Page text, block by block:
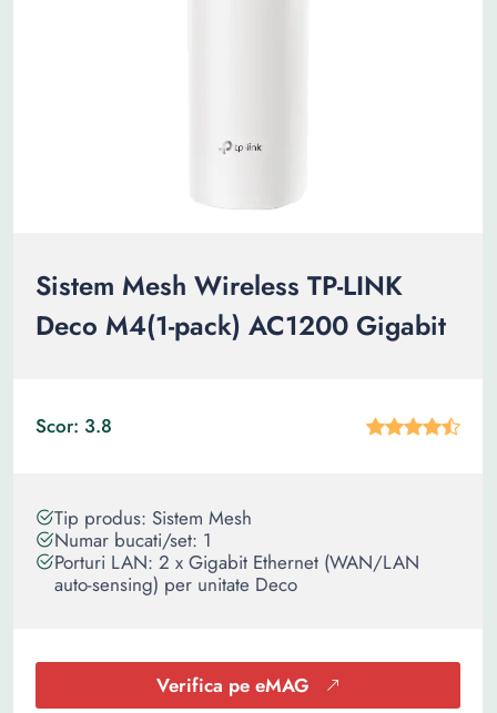
Sistem Mesh Wireless TP-LINK
Deco M4(1-pack) AC1200 Gigabit
Scor: 3.8
Tip produs: Sistem Mesh
Numar bucati/set: 1
Porturi LAN: 2 x Gigabit Ethernet (WAN/LAN
auto-sensing) per unitate Deco
Verifica pe eMAG